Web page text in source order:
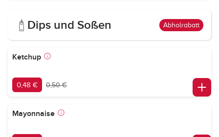
Dips und Soßen Abholrabatt
Ketchup
0,48 € 0,50 €
Mayonnaise